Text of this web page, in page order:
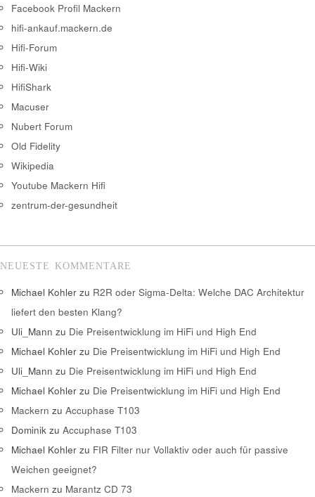
Facebook Profil Mackern
hifi-ankauf.mackern.de
Hifi-Forum
Hifi-Wiki
HifiShark
Macuser
Nubert Forum
Old Fidelity
Wikipedia
Youtube Mackern Hifi
zentrum-der-gesundheit
NEUESTE KOMMENTARE
Michael Kohler zu R2R oder Sigma-Delta: Welche DAC Architektur
liefert den besten Klang?
Uli_Mann zu Die Preisentwicklung im HiFi und High End
Michael Kohler zu Die Preisentwicklung im HiFi und High End
Uli_Mann zu Die Preisentwicklung im HiFi und High End
Michael Kohler zu Die Preisentwicklung im HiFi und High End
Mackern zu Accuphase T103
Dominik zu Accuphase T103
Michael Kohler zu FIR Filter nur Vollaktiv oder auch für passive
Weichen geeignet?
Mackern zu Marantz CD 73